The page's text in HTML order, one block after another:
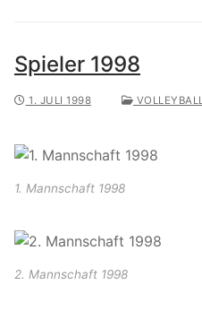
Spieler 1998
1. JULI 1998
1. Mannschaft 1998
2. Mannschaft 1998